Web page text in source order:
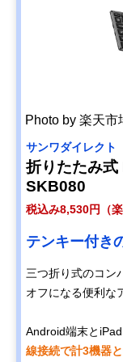
Photo by 楽天市
サンワダイレクト
折りたたみ
SKB080
税込み8,530円（楽
テンキー付き
三つ折り式のコン
オフになる便利な
Android端末と
線接続で計3機器